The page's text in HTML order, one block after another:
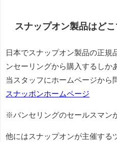
スナップオン製品はど
日本でスナップオン製品の正規
ンセーリングから購入するし
当スタッフにホームページか
スナッポンホームページ
※バンセリングのセールスマン
他にはスナップオンが主催する